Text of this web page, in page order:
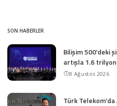
SON HABERLER
Bilişim 500’deki
artışla 1.6
8 Ağustos 2026
Türk